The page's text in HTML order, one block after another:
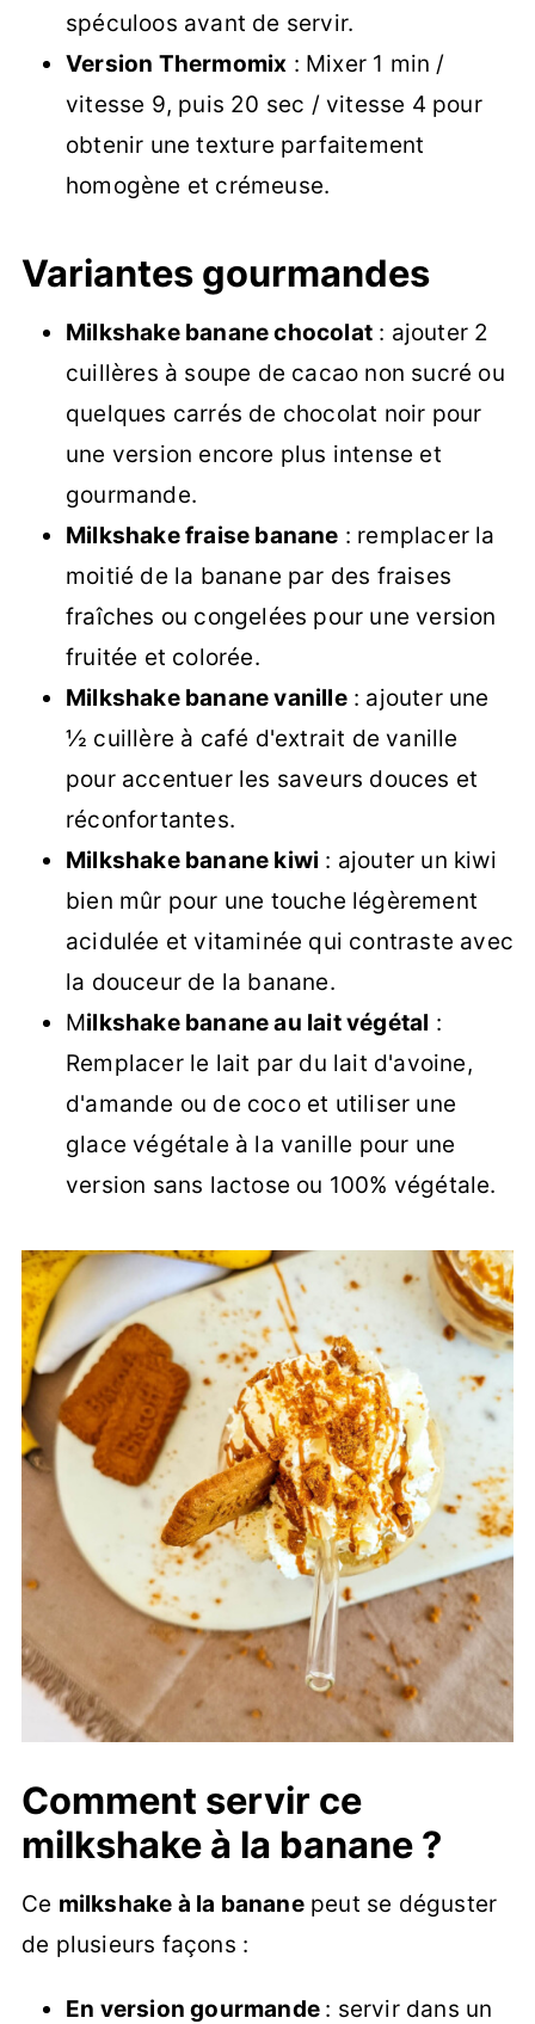
spéculoos avant de servir.
Version Thermomix : Mixer 1 min /
vitesse 9, puis 20 sec / vitesse 4 pour
obtenir une texture parfaitement
homogène et crémeuse.
Variantes gourmandes
Milkshake banane chocolat: ajouter 2
cuillères à soupe de cacao non sucré ou
quelques carrés de chocolat noir pour
une version encore plus intense et
gourmande.
Milkshake fraise banane : remplacer la
moitié de la banane par des fraises
fraîches ou congelées pour une version
fruitée et colorée.
Milkshake banane vanille: ajouter une
½ cuillère à café d'extrait de vanille
pour accentuer les saveurs douces et
réconfortantes.
Milkshake banane kiwi : ajouter un kiwi
bien mûr pour une touche légèrement
acidulée et vitaminée qui contraste avec
la douceur de la banane.
Milkshake banane au lait végétal :
Remplacer le lait par du lait d'avoine,
d'amande ou de coco et utiliser une
glace végétale à la vanille pour une
version sans lactose ou 100% végétale.
Comment servir ce
milkshake à la banane ?
Ce milkshake à la bananepeut se déguster
de plusieurs façons :
En version gourmande : servir dans un